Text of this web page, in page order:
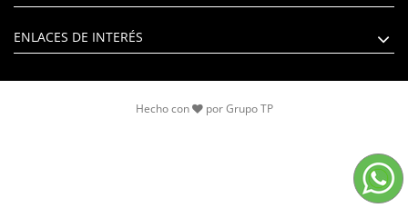
ENLACES DE INTERÉS
Hecho con por Grupo TP